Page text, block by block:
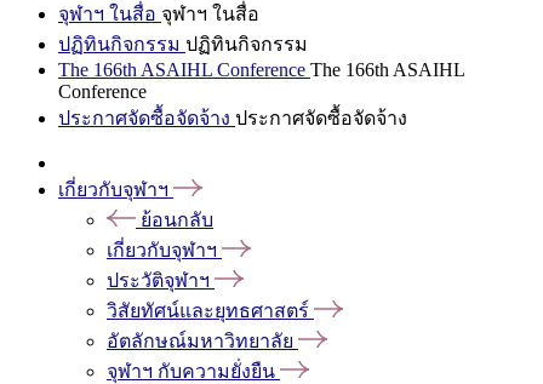
จุฬาฯ ในสื่อ จุฬาฯ ในสื่อ
ปฏิทินกิจกรรม ปฏิทินกิจกรรม
The 166th ASAIHL Conference The 166th ASAIHL
Conference
ประกาศจัดซื้อจัดจ้าง ประกาศจัดซื้อจัดจ้าง
เกี่ยวกับจุฬาฯ
ย้อนกลับ
เกี่ยวกับจุฬาฯ
ประวัติจุฬาฯ
วิสัยทัศน์และยุทธศาสตร์
อัตลักษณ์มหาวิทยาลัย
จุฬาฯ กับความยั่งยืน